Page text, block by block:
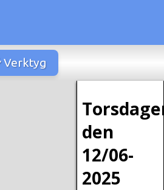
Verktyg
den
12/06-
2025